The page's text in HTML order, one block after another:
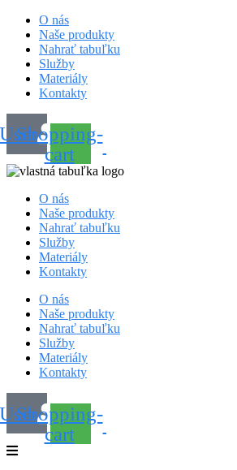
O nás
Naše produkty
Nahrať tabuľku
Služby
Materiály
Kontakty
Shopping-
cart
O nás
Naše produkty
Nahrať tabuľku
Služby
Materiály
Kontakty
O nás
Naše produkty
Nahrať tabuľku
Služby
Materiály
Kontakty
Shopping-
cart